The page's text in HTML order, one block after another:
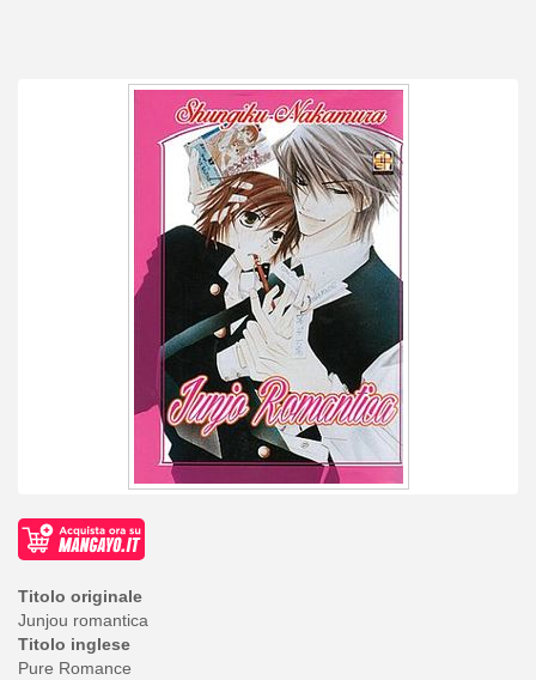
Titolo originale
Junjou romantica
Titolo inglese
Pure Romance